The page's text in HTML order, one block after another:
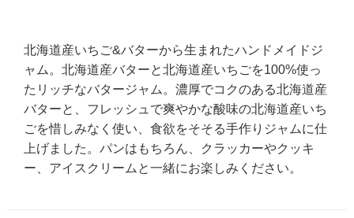
北海道産いちご&バターから生まれたハンドメイドジ
ャム。北海道産バターと北海道産いちごを100%使っ
たリッチなバタージャム。濃厚でコクのある北海道産
バターと、フレッシュで爽やかな酸味の北海道産いち
ごを惜しみなく使い、食欲をそそる手作りジャムに仕
上げました。パンはもちろん、クラッカーやクッキ
ー、アイスクリームと一緒にお楽しみください。